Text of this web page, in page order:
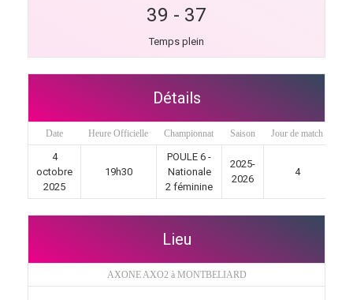
39 - 37
Temps plein
Détails
Date Heure Officielle Championnat Saison Jour de match
4
octobre
2025
19h30
POULE 6 -
Nationale
2 féminine
2025-
2026
4
Lieu
AXONE AXO2 à MONTBELIARD